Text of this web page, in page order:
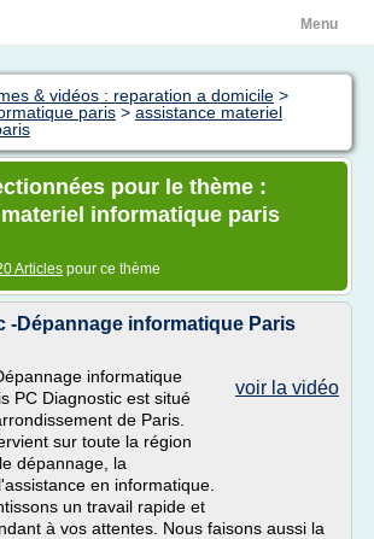
Menu
& vidéos : reparation a domicile >
paris > assistance materiel
pour le thème :
informatique paris
Articles pour ce thème
-Dépannage informatique Paris
voir la vidéo
informatique
PC Diagnostic est situé
de Paris.
sur toute la région
dépannage, la
en informatique.
un travail rapide et
à vos attentes. Nous faisons aussi la